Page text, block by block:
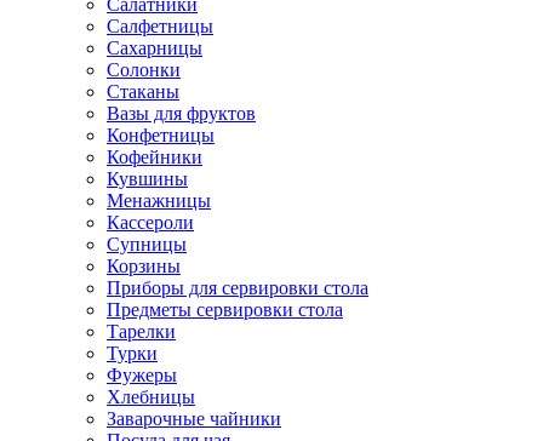
Салатники
Салфетницы
Сахарницы
Солонки
Стаканы
Вазы для фруктов
Конфетницы
Кофейники
Кувшины
Менажницы
Кассероли
Супницы
Корзины
Приборы для сервировки стола
Предметы сервировки стола
Тарелки
Турки
Фужеры
Хлебницы
Заварочные чайники